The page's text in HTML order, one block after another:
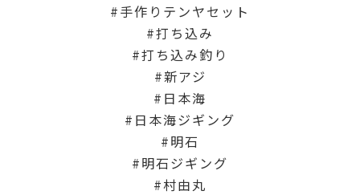
手作りテンヤセット
打ち込み
打ち込み釣り
新アジ
日本海
日本海ジギング
明石
明石ジギング
村由丸